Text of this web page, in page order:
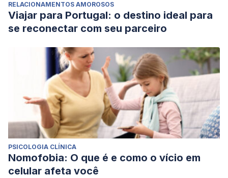
RELACIONAMENTOS AMOROSOS
Viajar para Portugal: o destino ideal para
se reconectar com seu parceiro
PSICOLOGIA CLÍNICA
Nomofobia: O que é e como o vício em
celular afeta você